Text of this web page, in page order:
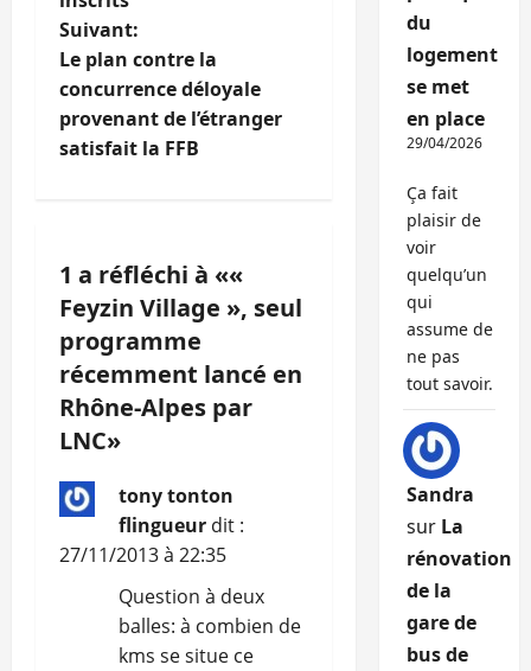
v
i
g
a
i
o
n
d
’
a
r
Suivant:
Le plan contre la
concurrence déloyale
provenant de l’étranger
satisfait la FFB
1 a réfléchi à ««
Feyzin Village », seul
programme
récemment lancé en
Rhône-Alpes par
LNC»
tony tonton
flingueur dit :
27/11/2013 à 22:35
Question à deux
balles: à combien de
kms se situe ce
du
logement
se met
en place
29/04/2026
Ça fait
plaisir de
voir
quelqu’un
qui
assume de
ne pas
tout savoir.
Sandra
sur La
rénovation
de la
gare de
bus de